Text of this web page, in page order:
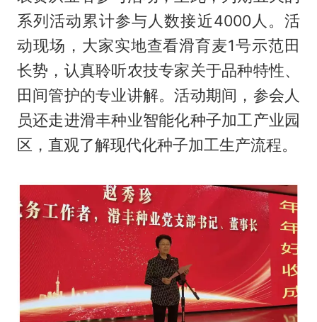
系列活动累计参与人数接近4000人。活
动现场，大家实地查看滑育麦1号示范田
长势，认真聆听农技专家关于品种特性、
田间管护的专业讲解。活动期间，参会人
员还走进滑丰种业智能化种子加工产业园
区，直观了解现代化种子加工生产流程。